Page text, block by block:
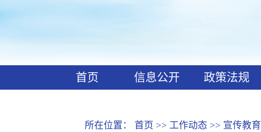
首页 信息公开 政策法规
所在位置： 首页 >> 工作动态 >> 宣传教育